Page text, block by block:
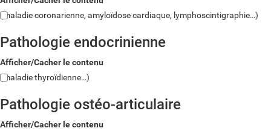
(maladie coronarienne, amyloïdose cardiaque, lymphoscintigraphie…)
Pathologie endocrinienne
Afficher/Cacher le contenu
(maladie thyroïdienne…)
Pathologie ostéo-articulaire
Afficher/Cacher le contenu